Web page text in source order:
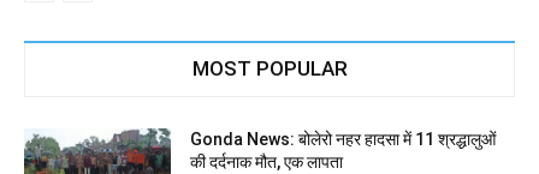
MOST POPULAR
Gonda News: बोलेरो नहर हादसा में 11 श्रद्धालुओं
की दर्दनाक मौत, एक लापता